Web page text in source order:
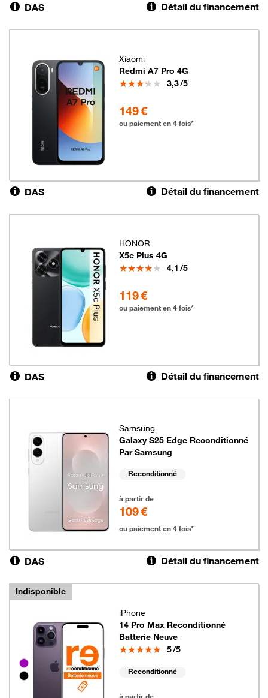
DAS Détail du financement
Xiaomi
Redmi A7 Pro 4G
Note
3,3/5
149 €
ou paiement en 4 fois*
DAS Détail du financement
HONOR
X5c Plus 4G
Note
4,1 /5
119 €
ou paiement en 4 fois*
DAS Détail du financement
Samsung
Galaxy S25 Edge Reconditionné
Par Samsung
Reconditionné
à partir de
109 €
ou paiement en 4 fois*
DAS Détail du financement
Indisponible
Groupe de couleurs disponibles non sélectionnables
iPhone
14 Pro Max Reconditionné
Batterie Neuve
Note
5/5
Reconditionné